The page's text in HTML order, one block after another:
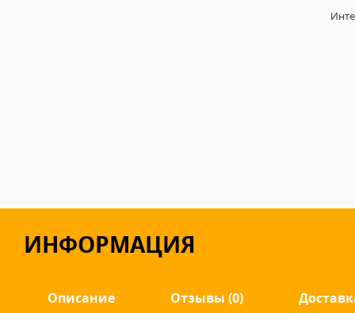
ИНФОРМАЦИЯ
Описание Отзывы (0)